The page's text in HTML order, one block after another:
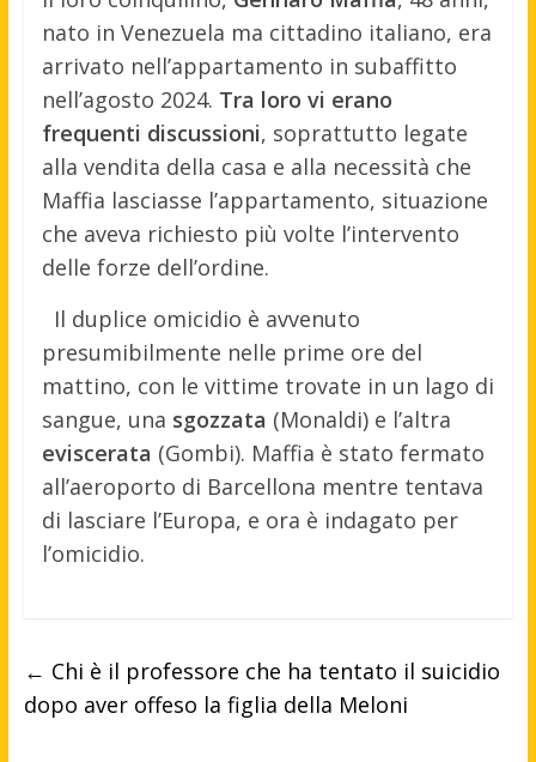
nato in Venezuela ma cittadino italiano, era
arrivato nell’appartamento in subaffitto
nell’agosto 2024. Tra loro vi erano
frequenti discussioni, soprattutto legate
alla vendita della casa e alla necessità che
Maffia lasciasse l’appartamento, situazione
che aveva richiesto più volte l’intervento
delle forze dell’ordine.
Il duplice omicidio è avvenuto
presumibilmente nelle prime ore del
mattino, con le vittime trovate in un lago di
sangue, una sgozzata (Monaldi) e l’altra
eviscerata (Gombi). Maffia è stato fermato
all’aeroporto di Barcellona mentre tentava
di lasciare l’Europa, e ora è indagato per
l’omicidio.
← Chi è il professore che ha tentato il suicidio
dopo aver offeso la figlia della Meloni